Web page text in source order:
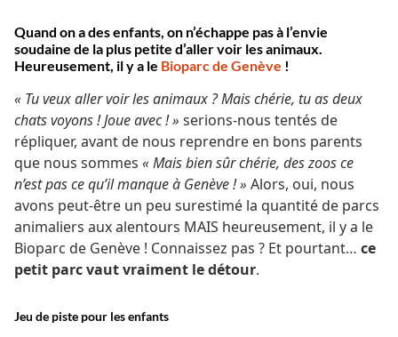
Quand on a des enfants, on n’échappe pas à l’envie
soudaine de la plus petite d’aller voir les animaux.
Heureusement, il y a le Bioparc de Genève !
« Tu veux aller voir les animaux ? Mais chérie, tu as deux
chats voyons ! Joue avec ! » serions-nous tentés de
répliquer, avant de nous reprendre en bons parents
que nous sommes « Mais bien sûr chérie, des zoos ce
n’est pas ce qu’il manque à Genève ! » Alors, oui, nous
avons peut-être un peu surestimé la quantité de parcs
animaliers aux alentours MAIS heureusement, il y a le
Bioparc de Genève ! Connaissez pas ? Et pourtant… ce
petit parc vaut vraiment le détour.
Jeu de piste pour les enfants